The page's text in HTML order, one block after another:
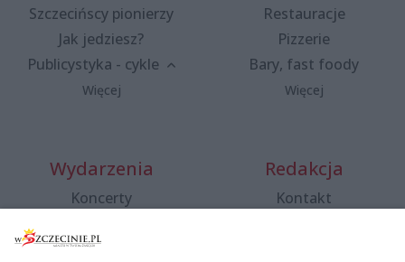
Szczecińscy pionierzy
Jak jedziesz?
Publicystyka - cykle
Więcej
Restauracje
Pizzerie
Bary, fast foody
Więcej
Wydarzenia
Koncerty
Spacery i oprowadzania
Redakcja
Kontakt